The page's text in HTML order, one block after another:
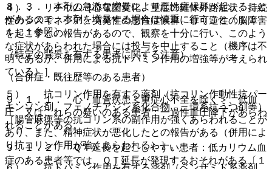
４）． リチウム［心電図変化、重症の錐体外路症状、持続
性のジスキネジア、突発性の悪性症候群、非可逆性の脳障害
を起こすとの報告があるので、観察を十分に行い、このよう
な症状があらわれた場合には投与を中止すること（機序は不
明であるが、併用による抗ドパミン作用の増強等が考えられ
ている）］。
５）． 抗コリン作用を有する薬剤（抗コリン作動性抗パー
キンソン剤、フェノチアジン系化合物、三環系抗うつ剤等）
［腸管麻痺等の抗コリン系の副作用が強くあらわれることが
あり、また、精神症状が悪化したとの報告がある（併用によ
り抗コリン作用が強くあらわれる）］。
８．３． 本剤の急激な増量により悪性症候群が起こること
があるので、本剤を増量する場合は慎重に行うこと〔１１．
１．１参照〕。
（特定の背景を有する患者に関する注意）
（合併症・既往歴等のある患者）
９．１．１． 心・血管疾患＜重症心不全を除く＞、低血
圧、又はこれらの疑いのある患者：一過性血圧降下があらわ
れることがある。
９．１．２． ＱＴ延長を起こしやすい患者：低カリウム血
症のある患者等では、ＱＴ延長が発現するおそれがある〔１